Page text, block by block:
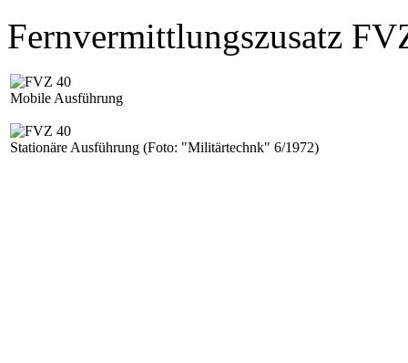
Fernvermittlungszusatz
Mobile Ausführung
Stationäre Ausführung (Foto: "Militärtechnk" 6/1972)